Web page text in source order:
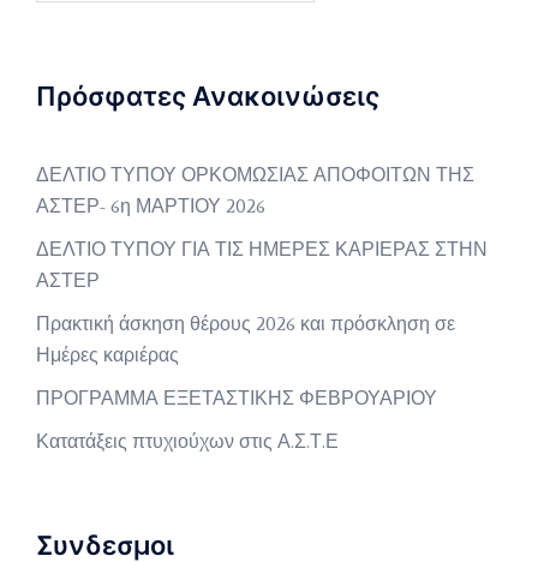
Πρόσφατες Ανακοινώσεις
ΔΕΛΤΙΟ ΤΥΠΟΥ ΟΡΚΟΜΩΣΙΑΣ ΑΠΟΦΟΙΤΩΝ ΤΗΣ
ΑΣΤΕΡ- 6η ΜΑΡΤΙΟΥ 2026
ΔΕΛΤΙΟ ΤΥΠΟΥ ΓΙΑ ΤΙΣ ΗΜΕΡΕΣ ΚΑΡΙΕΡΑΣ ΣΤΗΝ
ΑΣΤΕΡ
Πρακτική άσκηση θέρους 2026 και πρόσκληση σε
Ημέρες καριέρας
ΠΡΟΓΡΑΜΜΑ ΕΞΕΤΑΣΤΙΚΗΣ ΦΕΒΡΟΥΑΡΙΟΥ
Κατατάξεις πτυχιούχων στις Α.Σ.Τ.Ε
Συνδεσμοι